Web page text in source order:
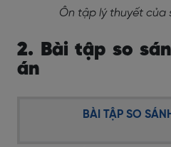
Ôn tập lý thuyết của
2. Bài tập so
án
BÀI TẬP SO